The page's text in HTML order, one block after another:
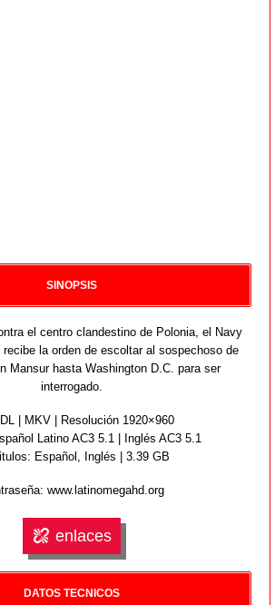
SINOPSIS
el centro clandestino de Polonia, el Navy
la orden de escoltar al sospechoso de
Mansur hasta Washington D.C. para ser
interrogado.
| MKV | Resolución 1920×960
Latino AC3 5.1 | Inglés AC3 5.1
Español,
Inglés | 3.39 GB
www.latinomegahd.org
enlaces
DATOS TECNICOS